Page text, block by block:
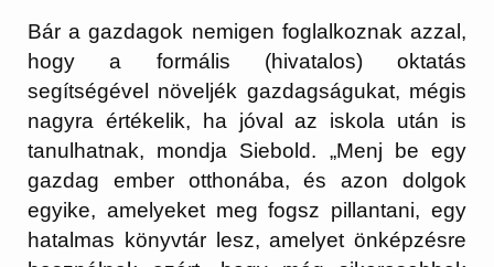
Bár a gazdagok nemigen foglalkoznak azzal,
hogy a formális (hivatalos) oktatás
segítségével növeljék gazdagságukat, mégis
nagyra értékelik, ha jóval az iskola után is
tanulhatnak, mondja Siebold. „Menj be egy
gazdag ember otthonába, és azon dolgok
egyike, amelyeket meg fogsz pillantani, egy
hatalmas könyvtár lesz, amelyet önképzésre